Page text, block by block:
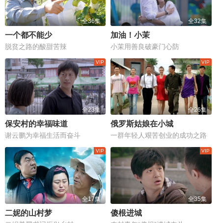
全36集
一个都不能少
脱贫之路的酸甜苦辣
全32集
加油！小茉
小茉用善良破豪门心防
全23集
保安村的幸福味道
谢云鹏为幸福生活而奋斗
全26集
俄罗斯姑娘在小城
一群年轻人艰苦创业的成功之路
全17集
二妮的山村梦
全35集
傻根进城